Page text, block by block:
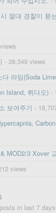
절대 경찰이 묻
- 38,349 views
라임(Soda
Island, 뤼다오) -
보여주기 -
MOD2/3 Xover
views
in last 7